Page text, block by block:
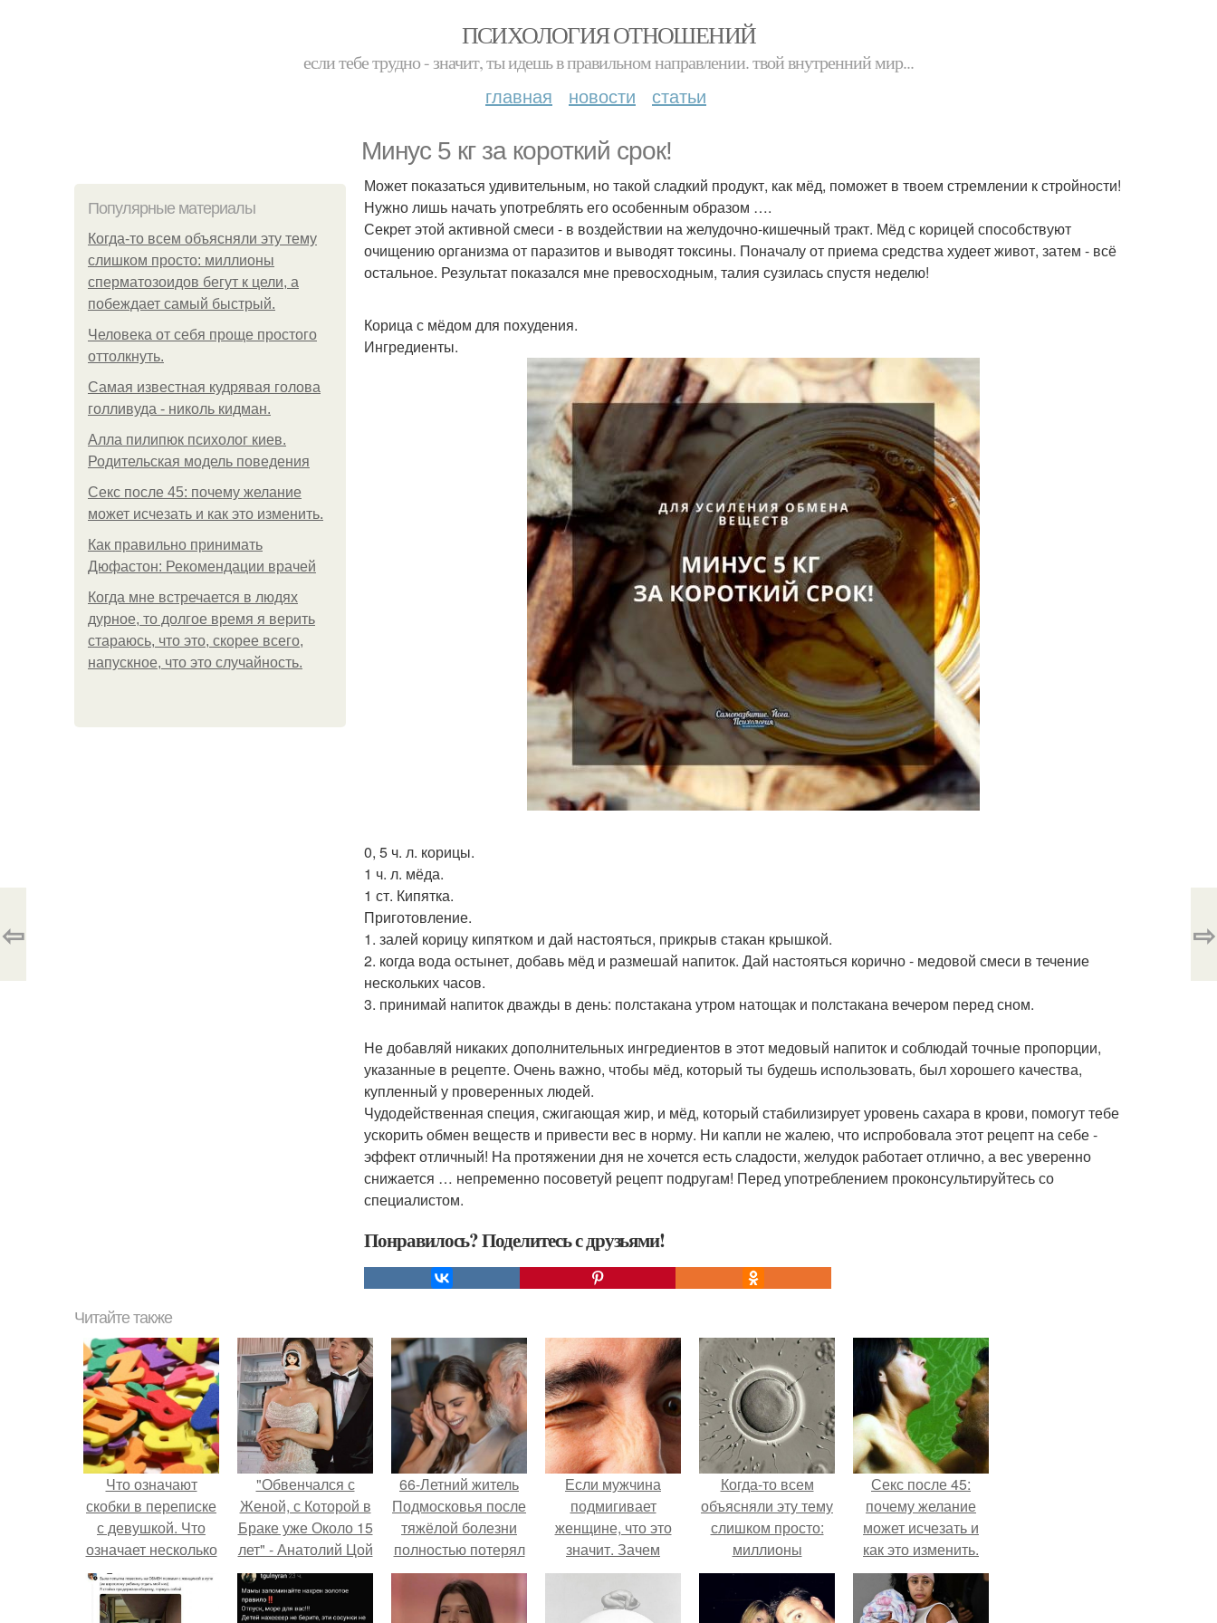
ПСИХОЛОГИЯ ОТНОШЕНИЙ
если тебе трудно - значит, ты идешь в правильном направлении. твой внутренний мир...
главная новости статьи
Минус 5 кг за короткий срок!
Популярные материалы
Когда-то всем объясняли эту тему
слишком просто: миллионы
сперматозоидов бегут к цели, а
побеждает самый быстрый.
Человека от себя проще простого
оттолкнуть.
Самая известная кудрявая голова
голливуда - николь кидман.
Алла пилипюк психолог киев.
Родительская модель поведения
Секс после 45: почему желание
может исчезать и как это изменить.
Как правильно принимать
Дюфастон: Рекомендации врачей
Когда мне встречается в людях
дурное, то долгое время я верить
стараюсь, что это, скорее всего,
напускное, что это случайность.
Может показаться удивительным, но такой сладкий продукт, как мёд, поможет в твоем стремлении к стройности!
Нужно лишь начать употреблять его особенным образом ….
Секрет этой активной смеси - в воздействии на желудочно-кишечный тракт. Мёд с корицей способствуют
очищению организма от паразитов и выводят токсины. Поначалу от приема средства худеет живот, затем - всё
остальное. Результат показался мне превосходным, талия сузилась спустя неделю!
Корица с мёдом для похудения.
Ингредиенты.
0, 5 ч. л. корицы.
1 ч. л. мёда.
1 ст. Кипятка.
Приготовление.
1. залей корицу кипятком и дай настояться, прикрыв стакан крышкой.
2. когда вода остынет, добавь мёд и размешай напиток. Дай настояться корично - медовой смеси в течение
нескольких часов.
3. принимай напиток дважды в день: полстакана утром натощак и полстакана вечером перед сном.
Не добавляй никаких дополнительных ингредиентов в этот медовый напиток и соблюдай точные пропорции,
указанные в рецепте. Очень важно, чтобы мёд, который ты будешь использовать, был хорошего качества,
купленный у проверенных людей.
Чудодейственная специя, сжигающая жир, и мёд, который стабилизирует уровень сахара в крови, помогут тебе
ускорить обмен веществ и привести вес в норму. Ни капли не жалею, что испробовала этот рецепт на себе -
эффект отличный! На протяжении дня не хочется есть сладости, желудок работает отлично, а вес уверенно
снижается … непременно посоветуй рецепт подругам! Перед употреблением проконсультируйтесь со
специалистом.
Понравилось? Поделитесь с друзьями!
⇦ ⇨
Читайте также
Что означают
скобки в переписке
с девушкой. Что
означает несколько
полукруглых
скобочек в конце
предложения?
"Обвенчался с
Женой, с Которой в
Браке уже Около 15
лет" - Анатолий Цой
удивил
поклонников
"тайной свадьбой".
66-Летний житель
Подмосковья после
тяжёлой болезни
полностью потерял
потенцию, но
решил
восстановить
Если мужчина
подмигивает
женщине, что это
значит. Зачем
мужчина мне
подмигнул?
Когда-то всем
объясняли эту тему
слишком просто:
миллионы
сперматозоидов
бегут к цели, а
побеждает самый
Секс после 45:
почему желание
может исчезать и
как это изменить.